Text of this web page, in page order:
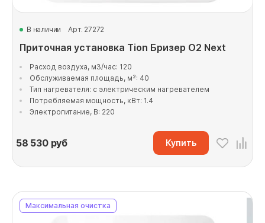
В наличии Арт. 27272
Приточная установка Tion Бризер O2 Next
Расход воздуха, м3/час: 120
Обслуживаемая площадь, м²: 40
Тип нагревателя: с электрическим нагревателем
Потребляемая мощность, кВт: 1.4
Электропитание, В: 220
58 530руб Купить
Максимальная очистка